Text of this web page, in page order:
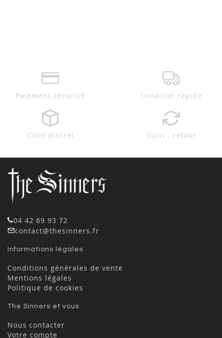
Paiement sécurisé Livraison rapide
Colis discret Suivi - retour
04 42 69 93 72
contact@thesinners.fr
Informations légales
Conditions générales de vente
Mentions légales
Politique de cookies
The Sinners et vous
Nous contacter
Votre compte